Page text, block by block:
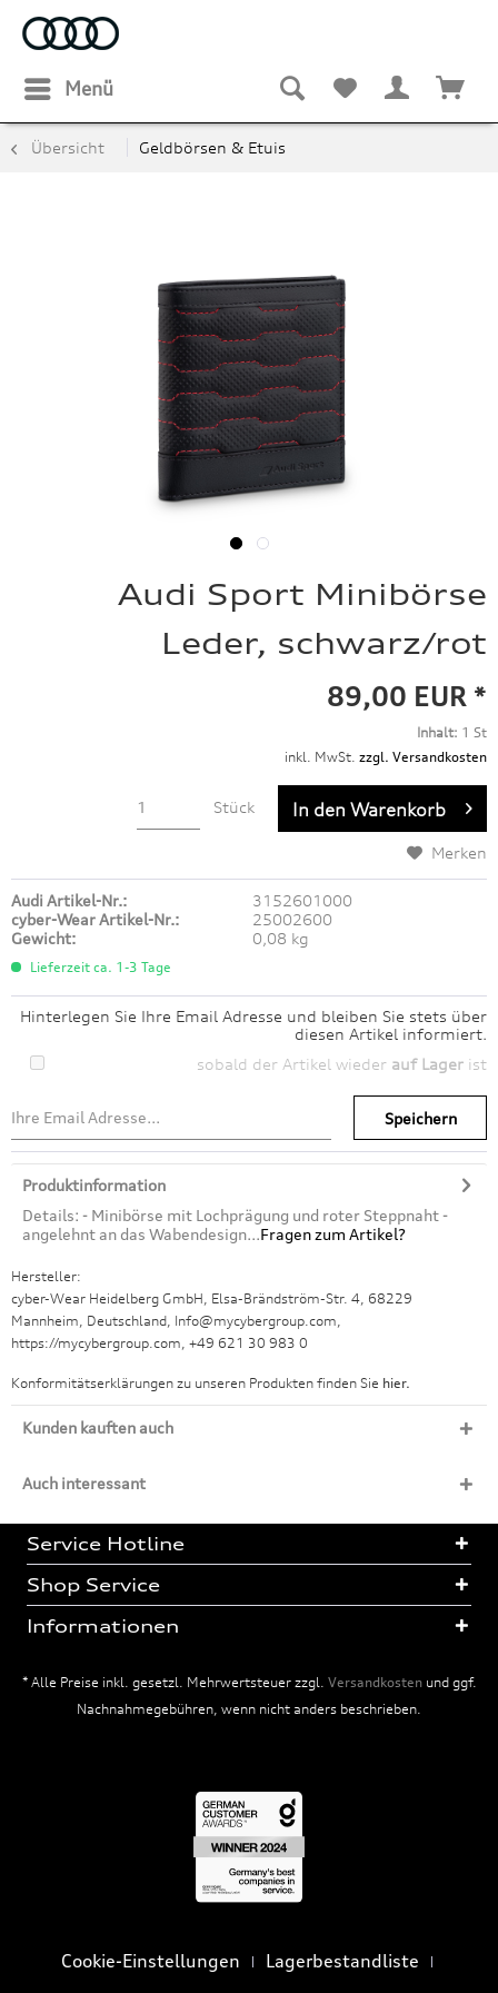
Menü
Übersicht Geldbörsen & Etuis
Audi Sport Minibörse
Leder, schwarz/rot
89,00 EUR *
Inhalt: 1 St
inkl. MwSt. zzgl. Versandkosten
Stück In den Warenkorb
Merken
Audi Artikel-Nr.:
3152601000
cyber-Wear Artikel-Nr.:
25002600
Gewicht:
0,08 kg
Lieferzeit ca. 1-3 Tage
Hinterlegen Sie Ihre Email Adresse und bleiben Sie stets über
diesen Artikel informiert.
sobald der Artikel wieder auf Lager ist
Speichern
Produktinformation
Details: - Minibörse mit Lochprägung und roter Steppnaht -
angelehnt an das Wabendesign...Fragen zum Artikel?
Hersteller:
cyber-Wear Heidelberg GmbH, Elsa-Brändström-Str. 4, 68229
Mannheim, Deutschland, Info@mycybergroup.com,
https://mycybergroup.com, +49 621 30 983 0
Konformitätserklärungen zu unseren Produkten finden Sie hier.
Kunden kauften auch
Auch interessant
Service Hotline
Shop Service
Informationen
* Alle Preise inkl. gesetzl. Mehrwertsteuer zzgl. Versandkostenund ggf.
Nachnahmegebühren, wenn nicht anders beschrieben.
Cookie-Einstellungen Lagerbestandliste